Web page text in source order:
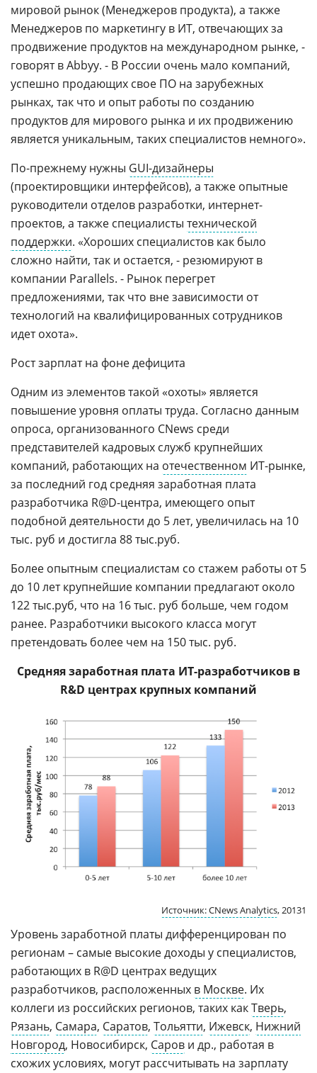
мировой рынок (Менеджеров продукта), а также
Менеджеров по маркетингу в ИТ, отвечающих за
продвижение продуктов на международном рынке, -
говорят в Abbyy. - В России очень мало компаний,
успешно продающих свое ПО на зарубежных
рынках, так что и опыт работы по созданию
продуктов для мирового рынка и их продвижению
является уникальным, таких специалистов немного».
По-прежнему нужны GUI-дизайнеры
(проектировщики интерфейсов), а также опытные
руководители отделов разработки, интернет-
проектов, а также специалисты технической
поддержки. «Хороших специалистов как было
сложно найти, так и остается, - резюмируют в
компании Parallels. - Рынок перегрет
предложениями, так что вне зависимости от
технологий на квалифицированных сотрудников
идет охота».
Рост зарплат на фоне дефицита
Одним из элементов такой «охоты» является
повышение уровня оплаты труда. Согласно данным
опроса, организованного CNews среди
представителей кадровых служб крупнейших
компаний, работающих на отечественном ИТ-рынке,
за последний год средняя заработная плата
разработчика R@D-центра, имеющего опыт
подобной деятельности до 5 лет, увеличилась на 10
тыс. руб и достигла 88 тыс.руб.
Более опытным специалистам со стажем работы от 5
до 10 лет крупнейшие компании предлагают около
122 тыс.руб, что на 16 тыс. руб больше, чем годом
ранее. Разработчики высокого класса могут
претендовать более чем на 150 тыс. руб.
Средняя заработная плата ИТ-разработчиков в
R&D центрах крупных компаний
Источник: CNews Analytics, 20131
Уровень заработной платы дифференцирован по
регионам – самые высокие доходы у специалистов,
работающих в R@D центрах ведущих
разработчиков, расположенных в Москве. Их
коллеги из российских регионов, таких какТверь,
Рязань, Самара, Саратов, Тольятти, Ижевск, Нижний
Новгород, Новосибирск, Саров и др., работая в
схожих условиях, могут рассчитывать на зарплату